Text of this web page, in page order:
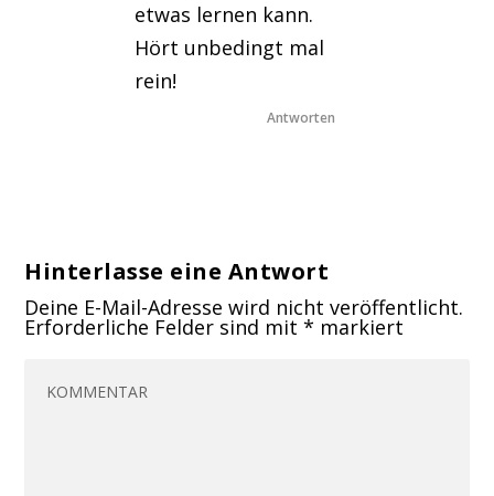
etwas lernen kann.
Hört unbedingt mal
rein!
Antworten
Hinterlasse eine Antwort
Deine E-Mail-Adresse wird nicht veröffentlicht.
Erforderliche Felder sind mit* markiert